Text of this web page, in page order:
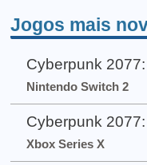
Jogos mais
Cyberpunk
Nintendo Switch 2
Cyberpunk
Xbox Series X